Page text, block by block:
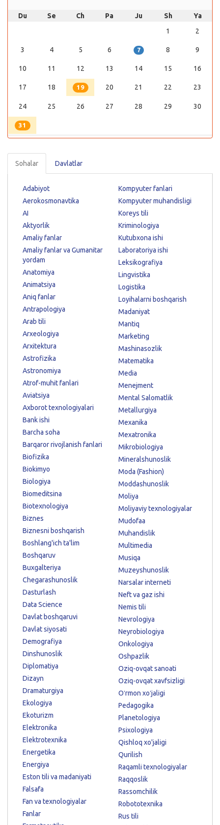
Du Se Ch Pa Ju Sh
Ya
1
2
3 4 5 6 7 8 9
10 11 12 13 14 15 16
17 18 19 20 21 22 23
24 25 26 27 28 29 30
31
Sohalar Davlatlar
Adabiyot
Aerokosmonavtika
AI
Aktyorlik
Amaliy fanlar
Amaliy fanlar va Gumanitar
yordam
Anatomiya
Animatsiya
Aniq fanlar
Antrapologiya
Arab tili
Arxeologiya
Arxitektura
Astrofizika
Astronomiya
Atrof-muhit fanlari
Aviatsiya
Axborot texnologiyalari
Bank ishi
Barcha soha
Barqaror rivojlanish fanlari
Biofizika
Biokimyo
Biologiya
Biomeditsina
Biotexnologiya
Biznes
Biznesni boshqarish
Boshlang'ich ta'lim
Boshqaruv
Buxgalteriya
Chegarashunoslik
Dasturlash
Data Science
Davlat boshqaruvi
Davlat siyosati
Demografiya
Dinshunoslik
Diplomatiya
Dizayn
Dramaturgiya
Ekologiya
Ekoturizm
Elektronika
Elektrotexnika
Energetika
Energiya
Eston tili va madaniyati
Falsafa
Fan va texnologiyalar
Fanlar
Kompyuter fanlari
Kompyuter muhandisligi
Koreys tili
Kriminologiya
Kutubxona ishi
Laboratoriya ishi
Leksikografiya
Lingvistika
Logistika
Loyihalarni boshqarish
Madaniyat
Mantiq
Marketing
Mashinasozlik
Matematika
Media
Menejment
Mental Salomatlik
Metallurgiya
Mexanika
Mexatronika
Mikrobiologiya
Mineralshunoslik
Moda (Fashion)
Moddashunoslik
Moliya
Moliyaviy texnologiyalar
Mudofaa
Muhandislik
Multimedia
Musiqa
Muzeyshunoslik
Narsalar interneti
Neft va gaz ishi
Nemis tili
Nevrologiya
Neyrobiologiya
Onkologiya
Oshpazlik
Oziq-ovqat sanoati
Oziq-ovqat xavfsizligi
Oʻrmon xoʻjaligi
Pedagogika
Planetologiya
Psixologiya
Qishloq xo'jaligi
Qurilish
Raqamli texnologiyalar
Raqqoslik
Rassomchilik
Robototexnika
Rus tili